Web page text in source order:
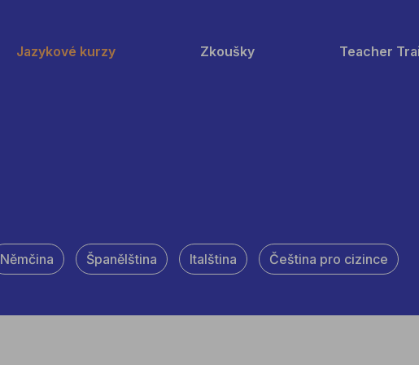
Jazykové kurzy Zkoušky Teacher
Němčina Španělština Italština Čeština pro cizince